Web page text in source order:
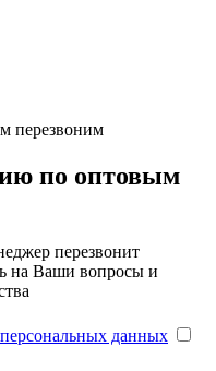
перезвоним
по оптовым
перезвонит
на Ваши вопросы и
данных